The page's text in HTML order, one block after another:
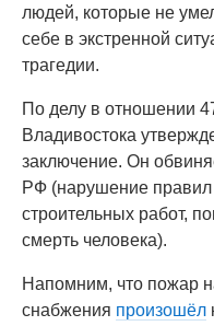
людей, которые не
себе в экстренной
трагедии.
По делу в отношении
Владивостока
заключение. Он
РФ (нарушение правил
строительных работ,
смерть человека).
Напомним, что пожар
снабжения произошёл